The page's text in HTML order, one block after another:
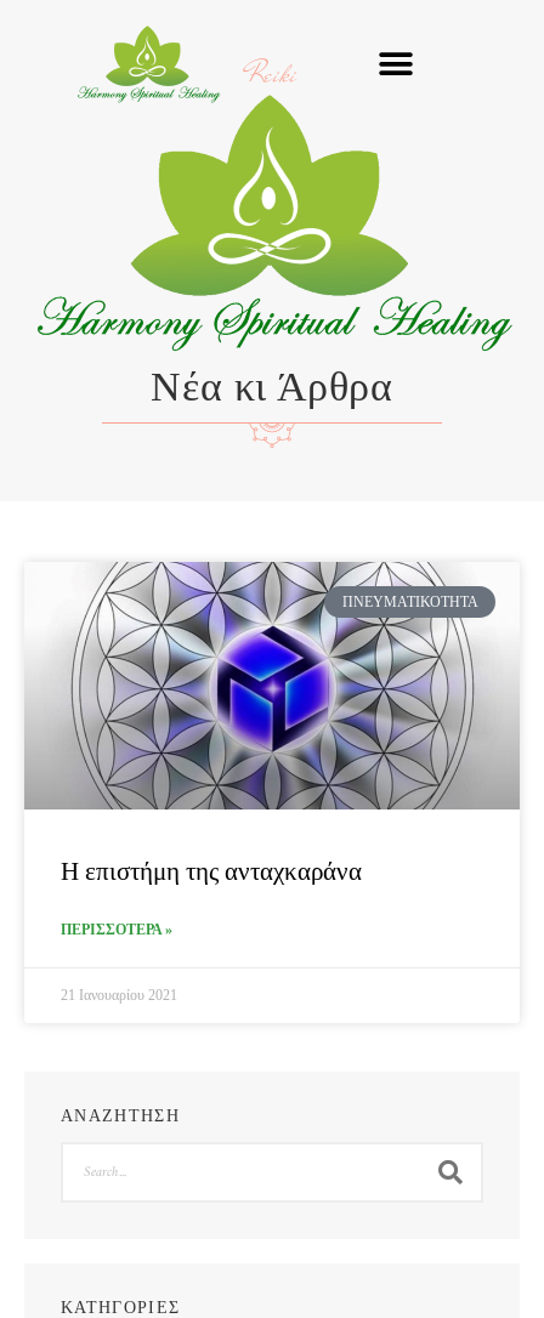
Reiki
Νέα κι Άρθρα
ΠΝΕΥΜΑΤΙΚΌΤΗΤΑ
Η επιστήμη της ανταχκαράνα
ΠΕΡΙΣΣΟΤΕΡΑ »
21 Ιανουαρίου 2021
ΑΝΑΖΗΤΗΣΗ
ΚΑΤΗΓΟΡΙΕΣ